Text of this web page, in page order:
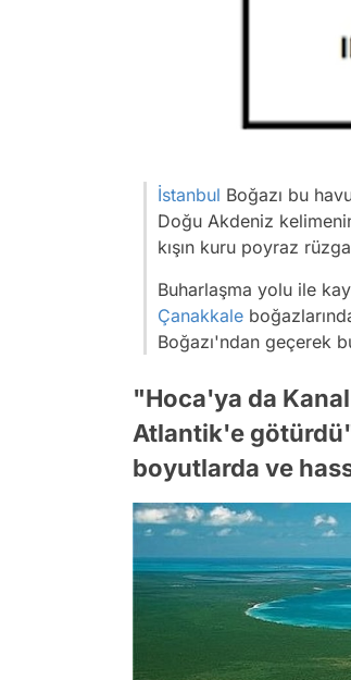
İstanbul Boğazı bu
Doğu Akdeniz
kışın kuru poyraz
Buharlaşma yolu ile
Çanakkale
Boğazı'ndan geçerek
"Hoca'ya da
Atlantik'e götürdü"
boyutlarda ve